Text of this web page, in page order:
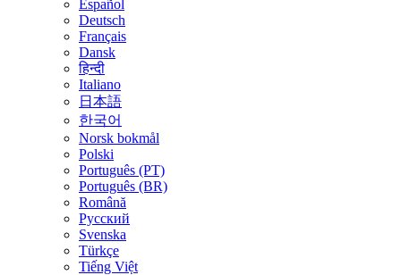
Español
Deutsch
Français
Dansk
हिन्दी
Italiano
日本語
한국어
Norsk bokmål
Polski
Português (PT)
Português (BR)
Română
Русский
Svenska
Türkçe
Tiếng Việt